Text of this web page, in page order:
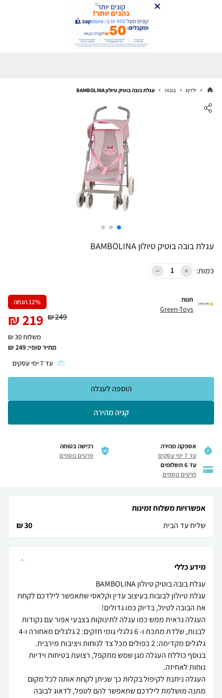
ילדים בובות עגלת בובה בוטיק טיולון BAMBOLINA
עגלת בובה בוטיק טיולון BAMBOLINA
כמות:
חנות
Green-Toys
12% הנחה
249
₪
219
₪
משלוח 30 ₪
מחיר סופי: 249
₪
עד7ימי עסקים
קניה מהירה
הוספה לעגלה
אספקה מהירה
עד 7 ימי עסקים
רכישה בטוחה
פרטים נוספים
עד 6 תשלומים
פרטים נוספים
אפשרויות משלוח זמינות
שליח עד הבית
30 ₪
מידע כללי
עגלת טיולון לבובות בעיצוב עדין וקלאסי שתאפשר לילדכם לקחת
העגלה נראית ממש כמו עגלה לתינוקות בצבעי אפור עם נקודות
לבנות, שלדת מתכת ו- 6 גלגלי גומי חזקים: 2 גלגלים מאחורה ו-4
בנוסף כוללת העגלה מגן שמש מתקפל, רצועת בטיחות וידיות
העגלה ניתנת לקיפול בקלות כך שניתן לקחת אותה לכל מקום
מתנה מושלמת לילדכם שתאפשר להם לטפל, לדאוג לבובה